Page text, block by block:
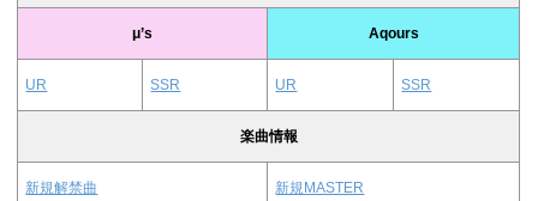
μ’s Aqours
UR SSR UR SSR
楽曲情報
新規解禁曲 新規MASTER